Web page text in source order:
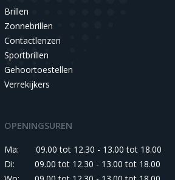
Brillen
Zonnebrillen
Contactlenzen
Sportbrillen
Gehoortoestellen
Verrekijkers
OPENINGSUREN
Ma:
09.00 tot 12.30 - 13.00 tot 18.00
Di:
09.00 tot 12.30 - 13.00 tot 18.00